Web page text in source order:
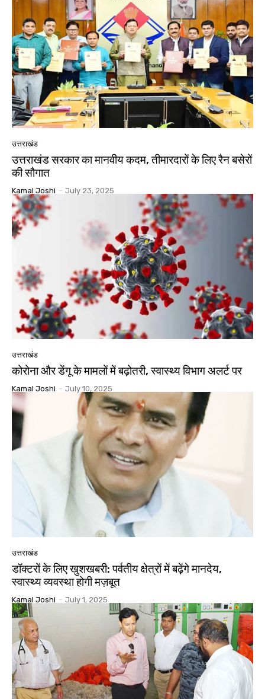
उत्तराखंड
उत्तराखंड सरकार का मानवीय कदम, तीमारदारों के लिए रैन बसेरों
की सौगात
Kamal Joshi - July 23, 2025
उत्तराखंड
कोरोना और डेंगू के मामलों में बढ़ोतरी, स्वास्थ्य विभाग अलर्ट पर
Kamal Joshi - July 10, 2025
उत्तराखंड
डॉक्टरों के लिए खुशखबरी: पर्वतीय क्षेत्रों में बढ़ेंगे मानदेय,
स्वास्थ्य व्यवस्था होगी मज़बूत
Kamal Joshi - July 1, 2025